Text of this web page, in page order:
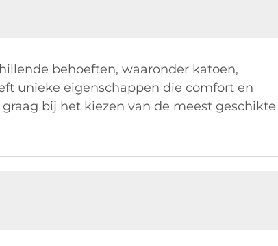
behoeften, waaronder katoen,
unieke eigenschappen die comfort en
bij het kiezen van de meest geschikte